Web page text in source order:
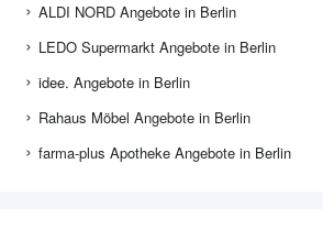
ALDI NORD Angebote in Berlin
LEDO Supermarkt Angebote in Berlin
idee. Angebote in Berlin
Rahaus Möbel Angebote in Berlin
farma-plus Apotheke Angebote in Berlin